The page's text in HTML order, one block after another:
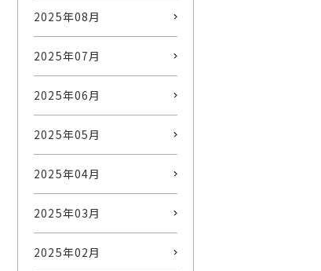
2025年08月
2025年07月
2025年06月
2025年05月
2025年04月
2025年03月
2025年02月